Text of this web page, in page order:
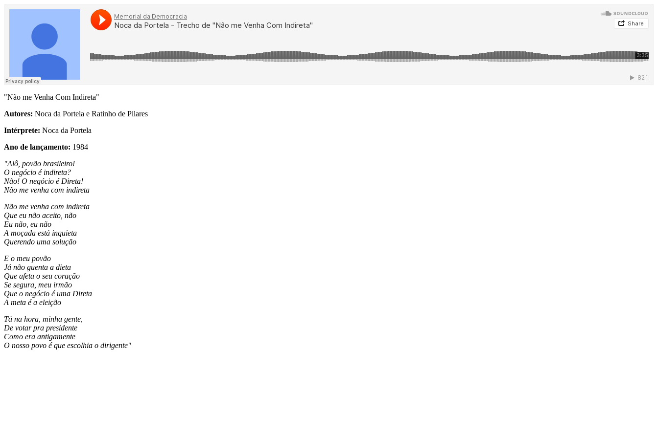
"Não me Venha Com Indireta"
Autores: Noca da Portela e Ratinho de Pilares
Intérprete: Noca da Portela
Ano de lançamento: 1984
"Alô, povão brasileiro!
O negócio é indireta?
Não! O negócio é Direta!
Não me venha com indireta
Não me venha com indireta
Que eu não aceito, não
Eu não, eu não
A moçada está inquieta
Querendo uma solução
E o meu povão
Já não guenta a dieta
Que afeta o seu coração
Se segura, meu irmão
Que o negócio é uma Direta
A meta é a eleição
Tá na hora, minha gente,
De votar pra presidente
Como era antigamente
O nosso povo é que escolhia o dirigente"